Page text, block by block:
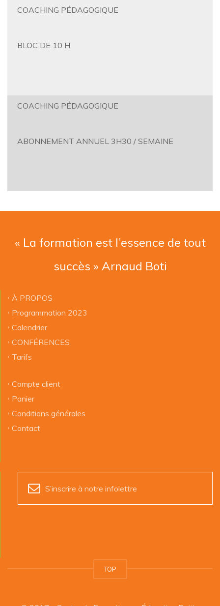
COACHING PÉDAGOGIQUE
BLOC DE 10 H
COACHING PÉDAGOGIQUE
ABONNEMENT ANNUEL 3H30 / SEMAINE
« La formation est l’essence de tout
succès » Arnaud Boti
À PROPOS
Programmation 2023
Calendrier
CONFÉRENCES
Tarifs
Compte client
Panier
Conditions générales
Contact
S’inscrire à notre infolettre
TOP